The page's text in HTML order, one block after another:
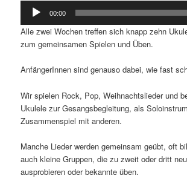
Audio-
Player
00:00
Alle zwei Wochen treffen sich knapp zehn
zum gemeinsamen Spielen und Üben.
AnfängerInnen sind genauso dabei, wie fast
Wir spielen Rock, Pop, Weihnachtslieder und
Ukulele zur Gesangsbegleitung, als
Zusammenspiel mit anderen.
Manche Lieder werden gemeinsam geübt, oft
auch kleine Gruppen, die zu zweit oder dritt
ausprobieren oder bekannte üben.